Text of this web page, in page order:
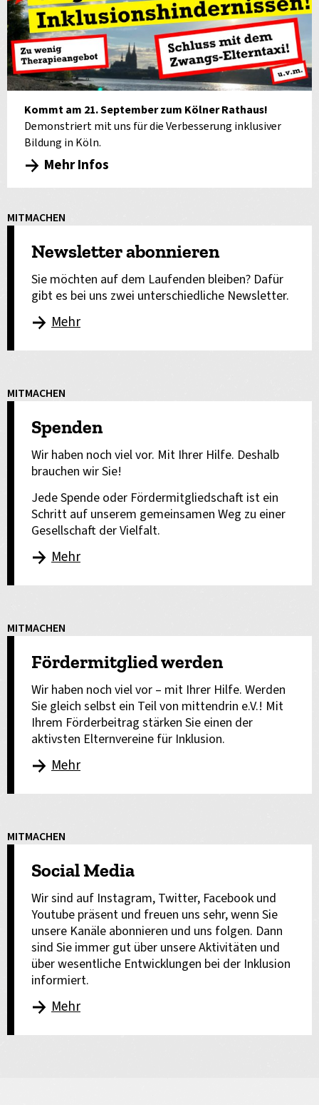
Kommt am 21. September zum Kölner Rathaus!
Demonstriert mit uns für die Verbesserung inklusiver
Bildung in Köln.
Mehr Infos
MITMACHEN
Newsletter abonnieren
Sie möchten auf dem Laufenden bleiben? Dafür
gibt es bei uns zwei unterschiedliche Newsletter.
Mehr
MITMACHEN
Spenden
Wir haben noch viel vor. Mit Ihrer Hilfe. Deshalb
brauchen wir Sie!
Jede Spende oder Fördermitgliedschaft ist ein
Schritt auf unserem gemeinsamen Weg zu einer
Gesellschaft der Vielfalt.
Mehr
MITMACHEN
Fördermitglied werden
Wir haben noch viel vor – mit Ihrer Hilfe. Werden
Sie gleich selbst ein Teil von mittendrin e.V.! Mit
Ihrem Förderbeitrag stärken Sie einen der
aktivsten Elternvereine für Inklusion.
Mehr
MITMACHEN
Social Media
Wir sind auf Instagram, Twitter, Facebook und
Youtube präsent und freuen uns sehr, wenn Sie
unsere Kanäle abonnieren und uns folgen. Dann
sind Sie immer gut über unsere Aktivitäten und
über wesentliche Entwicklungen bei der Inklusion
informiert.
Mehr